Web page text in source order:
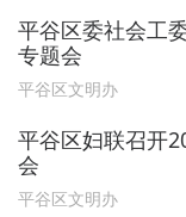
平谷区委社会工
专题会
平谷区文明办
平谷区妇联召开
会
平谷区文明办